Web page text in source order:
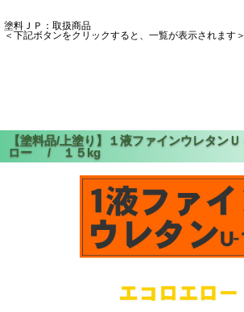
塗料ＪＰ：取扱商品
＜下記ボタンをクリックすると、一覧が表示されます＞